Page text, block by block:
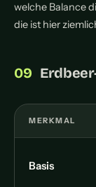
welche Balance
die ist hier
MERKMAL
Basis